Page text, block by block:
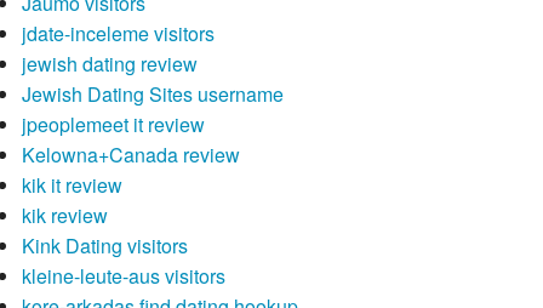
jdate-inceleme visitors
jewish dating review
Jewish Dating Sites username
jpeoplemeet it review
Kelowna+Canada review
kik it review
kik review
Kink Dating visitors
kleine-leute-aus visitors